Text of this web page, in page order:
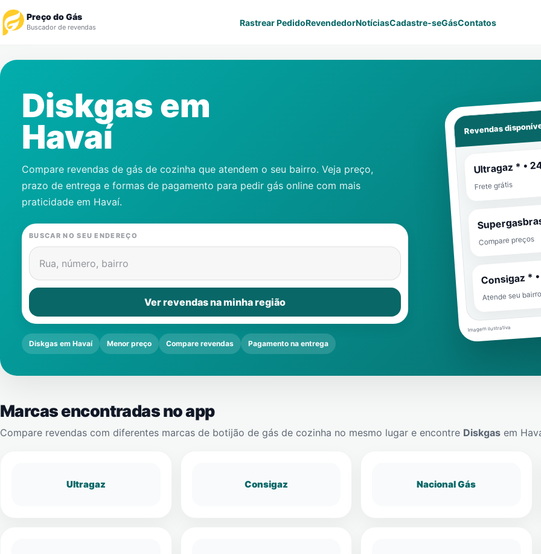
Preço do Gás
Buscador de revendas Rastrear PedidoRevendedorNotíciasCadastre-seGásContatos
Revendedor
Notícias
Gás
Contatos
Diskgas em
Havaí
Compare revendas de gás de cozinha que atendem o seu bairro. Veja preço,
prazo de entrega e formas de pagamento para pedir gás online com mais
praticidade em Havaí.
BUSCAR NO SEU ENDEREÇO
Rua, número, bairro
Ver revendas na minha região
Diskgas em Havaí Menor preço Compare revendas Pagamento na entrega
Revendas
Ultragaz * •
Frete grátis
Compare preços
Consigaz *
Atende seu
Imagem ilustrativa
Marcas encontradas no app
Compare revendas com diferentes marcas de botijão de gás de cozinha no mesmo lugar e encontre Diskgas em
Ultragaz Consigaz Nacional Gás